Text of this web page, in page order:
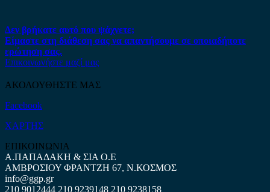
Δεν βρήκατε αυτό που ψάχνετε;
Είμαστε στη διάθεση σας να απαντήσουμε σε οποιαδήποτε
ερώτηση σας.
Επικοινωνήστε μαζί μας
ΑΚΟΛΟΥΘΗΣΤΕ ΜΑΣ
Facebook
ΧΑΡΤΗΣ
ΕΠΙΚΟΙΝΩΝΙΑ
Α.ΠΑΠΑΔΑΚΗ & ΣΙΑ Ο.Ε
ΑΜΒΡΟΣΙΟΥ ΦΡΑΝΤΖΗ 67, Ν.ΚΟΣΜΟΣ
info@ggp.gr
210 9012444 210 9239148 210 9238158